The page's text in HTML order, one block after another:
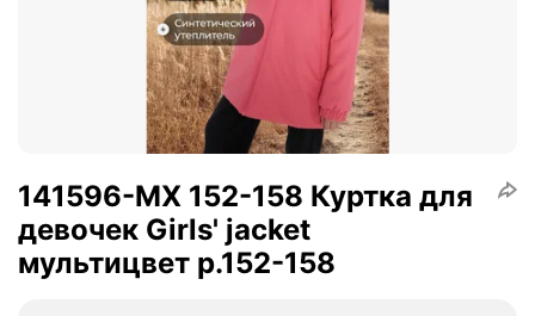
141596-MX 152-158 Куртка для
девочек Girls' jacket
мультицвет р.152-158